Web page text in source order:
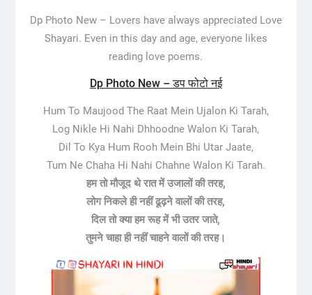
Dp Photo New – Lovers have always appreciated Love
Shayari. Even in this day and age, everyone likes
reading love poems.
Dp Photo New – डप फोटो नई
Hum To Maujood The Raat Mein Ujalon Ki Tarah,
Log Nikle Hi Nahi Dhhoodne Walon Ki Tarah,
Dil To Kya Hum Rooh Mein Bhi Utar Jaate,
Tum Ne Chaha Hi Nahi Chahne Walon Ki Tarah.
हम तो मौजूद थे रात में उजालों की तरह​,
लोग निकले ही नहीं ढूढ़ने वालों की तरह​,
दिल तो क्या हम रूह में भी उतर जाते​,
तुमने चाहा ही नहीं चाहने वालों की तरह​।